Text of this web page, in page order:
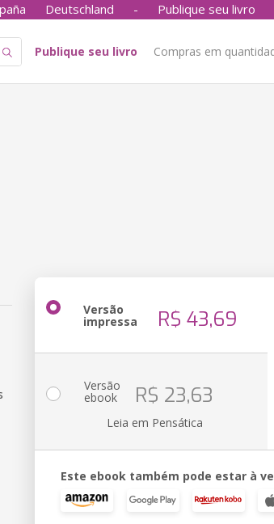
Deutschland - Publique seu livro
Publique seu livro Compras em
Versão
impressa R$ 43,69
Versão
ebook R$ 23,63
Leia em Pensática
Este ebook também pode estar à